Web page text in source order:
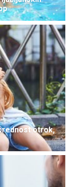
otrok,